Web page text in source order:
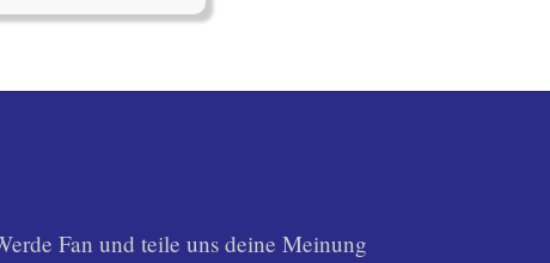
Fan und teile uns deine Meinung